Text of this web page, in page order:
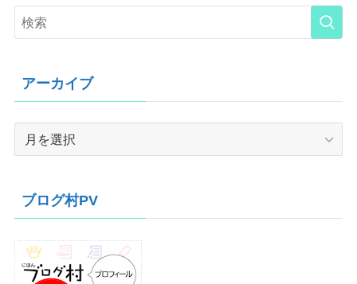
アーカイブ
ブ
ブログ村PV